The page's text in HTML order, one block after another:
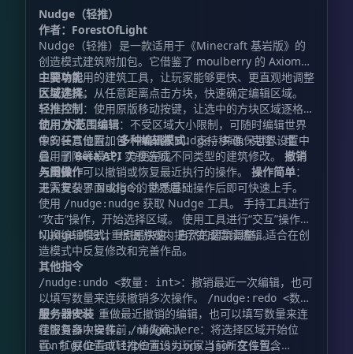
Nudge（轻推）
作者：ForestOfLight
Nudge（轻推）是一款适用于《Minecraft 基岩版》的
创造模式建筑附加包。它借鉴了 moulberry 的 Axiom
中简单实用的建筑工具，让玩家能够更快、更直观地调整
大型建筑。
主要功能
区域选择：从任意距离点击方块，快速确定编辑区域。
轻推控制 ：使用原版移动按键，让选中的方块区域逐格移
动。大范围编辑：不受区域大小限制，可随时编辑世界
中的任意位置。多种编辑模式：支持移动、克隆、堆
叠、删除等模式，方便完成不同类型的建筑修改。 撤销
与重做：可以撤销或恢复最近执行的操作。 操作简单：
无需复杂界面或指令，熟悉基础操作后即可快速上手。
使用方法
像安装其他附加包一样安装 Nudge，并确保世界设置中
启用了Beta API 实验选项。
入门操作
进入安装了 Nudge 的世界后：
使用 /nudge:nudge 获取 Nudge 工具。 手持工具进行
“攻击”操作，开始选择区域。 使用工具进行“交互”操作，
切换编辑模式。 根据游戏内提示完成后续编辑。
Nudge 的设计重点是快速、自然的建筑调整，适合在创
造模式中反复修改和完善作品。
其他指令
/nudge:undo <数量: int>：撤销最近一次编辑，也可
以填写数量来连续撤销多次操作。
/nudge:redo <数
量: int>：重做最近撤销的编辑，也可以填写数量来连
续恢复多次操作。/nudge:here：将选择区域开始位
置、扩展位置或轻推位置设为玩家当前所在位置。
服务器安装
在服务器中安装前，请先确认
config/default/permissions.json文件包含